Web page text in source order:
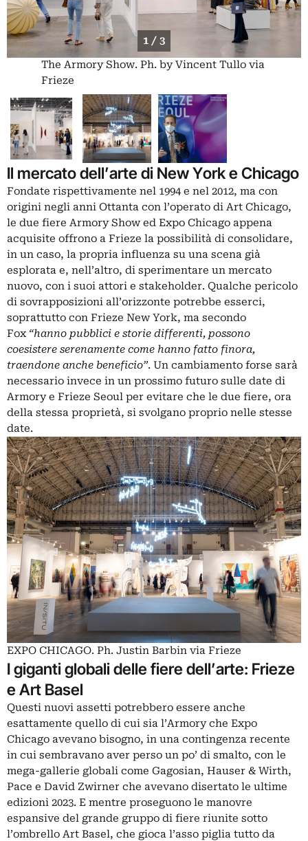
1 / 3
The Armory Show. Ph. by Vincent Tullo via
Frieze
Il mercato dell’arte di New York e Chicago
Fondate rispettivamente nel 1994 e nel 2012, ma con
origini negli anni Ottanta con l’operato di Art Chicago,
le due fiere Armory Show ed Expo Chicago appena
acquisite offrono a Frieze la possibilità di consolidare,
in un caso, la propria influenza su una scena già
esplorata e, nell’altro, di sperimentare un mercato
nuovo, con i suoi attori e stakeholder. Qualche pericolo
di sovrapposizioni all’orizzonte potrebbe esserci,
soprattutto con Frieze New York, ma secondo
Fox “hanno pubblici e storie differenti, possono
coesistere serenamente come hanno fatto finora,
traendone anche beneficio”. Un cambiamento forse sarà
necessario invece in un prossimo futuro sulle date di
Armory e Frieze Seoul per evitare che le due fiere, ora
della stessa proprietà, si svolgano proprio nelle stesse
date.
EXPO CHICAGO. Ph. Justin Barbin via Frieze
I giganti globali delle fiere dell’arte: Frieze
e Art Basel
Questi nuovi assetti potrebbero essere anche
esattamente quello di cui sia l’Armory che Expo
Chicago avevano bisogno, in una contingenza recente
in cui sembravano aver perso un po’ di smalto, con le
mega-gallerie globali come Gagosian, Hauser & Wirth,
Pace e David Zwirner che avevano disertato le ultime
edizioni 2023. E mentre proseguono le manovre
espansive del grande gruppo di fiere riunite sotto
l’ombrello Art Basel, che gioca l’asso piglia tutto da